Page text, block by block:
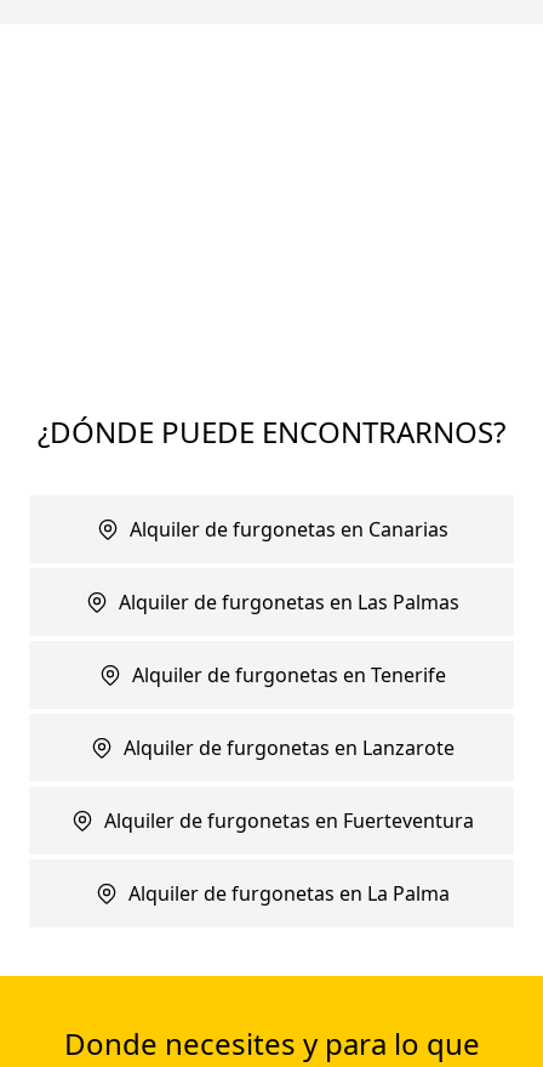
¿DÓNDE PUEDE ENCONTRARNOS?
Alquiler de furgonetas en Canarias
Alquiler de furgonetas en Las Palmas
Alquiler de furgonetas en Tenerife
Alquiler de furgonetas en Lanzarote
Alquiler de furgonetas en Fuerteventura
Alquiler de furgonetas en La Palma
Donde necesites y para lo que